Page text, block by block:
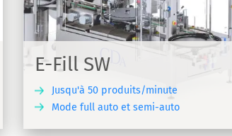
E-Fill SW
Jusqu'à 50 produits/minute
Mode full auto et semi-auto
Machine de Remplissage,
vissage de bouchons à pipette,
automatique pour des produits aux